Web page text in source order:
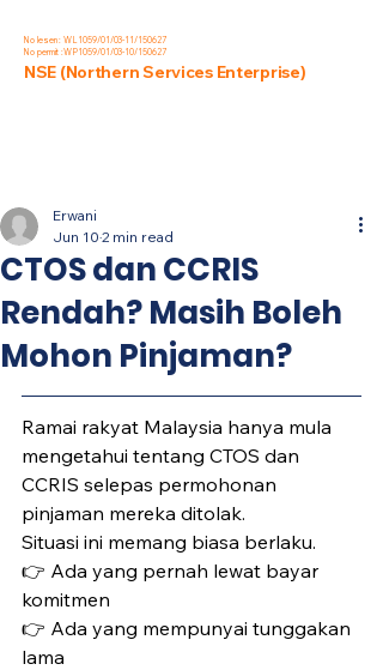
No lesen : WL1059/01/03-11/150627
No permit :WP1059/01/03-10/150627
NSE (Northern Services Enterprise)
CTOS dan CCRIS
Rendah? Masih Boleh
Mohon Pinjaman?
Erwani
Jun 10 2 min read
Ramai rakyat Malaysia hanya mula
mengetahui tentang CTOS dan
CCRIS selepas permohonan
pinjaman mereka ditolak.
Situasi ini memang biasa berlaku.
👉 Ada yang pernah lewat bayar
komitmen
👉 Ada yang mempunyai tunggakan
lama